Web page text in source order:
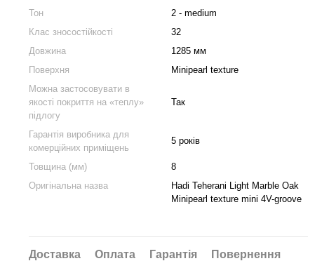
Тон
2 - medium
Клас зносостійкості
32
Довжина
1285 мм
Поверхня
Minipearl texture
Можна застосовувати в
якості покриття на «теплу»
підлогу
Так
Гарантія виробника для
комерційних приміщень
5 років
Товщина (мм)
8
Оригінальна назва
Hadi Teherani Light Marble Oak
Minipearl texture mini 4V-groove
Доставка Оплата Гарантія Повернення